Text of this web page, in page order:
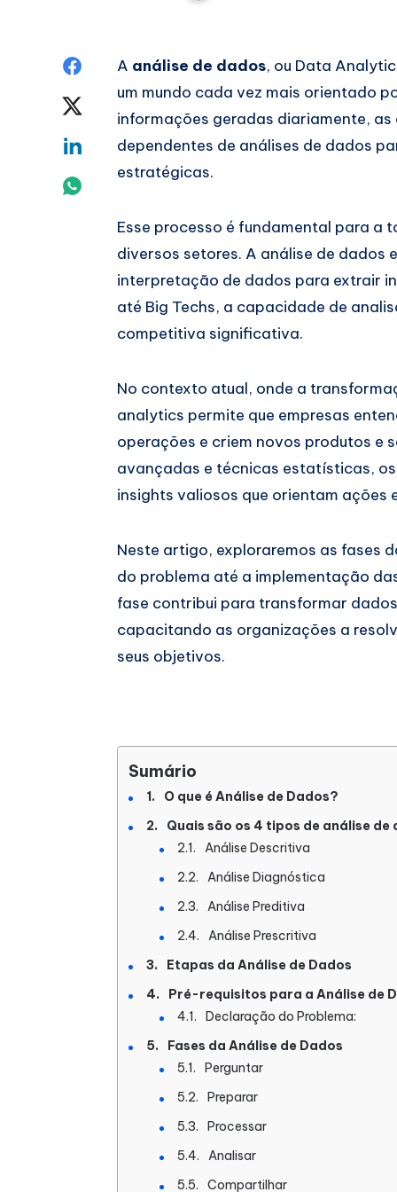
Share
Facebook
Share
Twitter
Share
Share
Whatsapp
A análise de dados, ou Data
um mundo cada vez mais orientado
informações geradas diariamente,
dependentes de análises de dados
estratégicas.
Esse processo é fundamental para a
diversos setores. A análise de dados
interpretação de dados para extrair
até Big Techs, a capacidade de
competitiva significativa.
No contexto atual, onde a
analytics permite que empresas
operações e criem novos produtos e
avançadas e técnicas estatísticas,
insights valiosos que orientam ações
Neste artigo, exploraremos as fases
do problema até a implementação
fase contribui para transformar
capacitando as organizações a
seus objetivos.
Sumário
O que é Análise de Dados?
Quais são os 4 tipos de análise de
Análise Descritiva
Análise Diagnóstica
Análise Preditiva
Análise Prescritiva
Etapas da Análise de Dados
Pré-requisitos para a Análise de
Declaração do Problema:
Fases da Análise de Dados
Perguntar
Preparar
Processar
Analisar
Compartilhar